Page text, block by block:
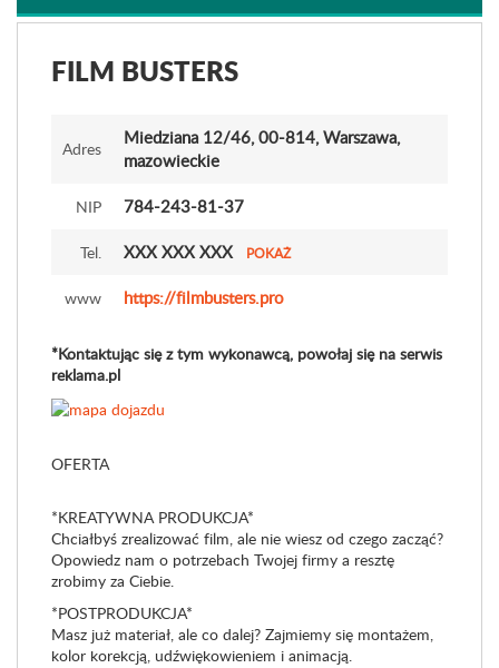
FILM BUSTERS
Adres
Miedziana 12/46, 00-814, Warszawa,
mazowieckie
NIP 784-243-81-37
Tel. XXX XXX XXX POKAŻ
www https://filmbusters.pro
*Kontaktując się z tym wykonawcą, powołaj się na serwis
reklama.pl
OFERTA
*KREATYWNA PRODUKCJA*
Chciałbyś zrealizować film, ale nie wiesz od czego zacząć?
Opowiedz nam o potrzebach Twojej firmy a resztę
zrobimy za Ciebie.
*POSTPRODUKCJA*
Masz już materiał, ale co dalej? Zajmiemy się montażem,
kolor korekcją, udźwiękowieniem i animacją.